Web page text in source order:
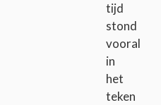
tijd
stond
vooral
in
het
teken